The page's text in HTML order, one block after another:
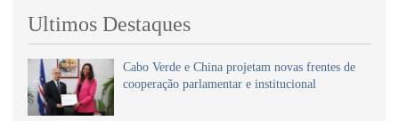
Ultimos Destaques
Cabo Verde e China projetam novas frentes de
cooperação parlamentar e institucional